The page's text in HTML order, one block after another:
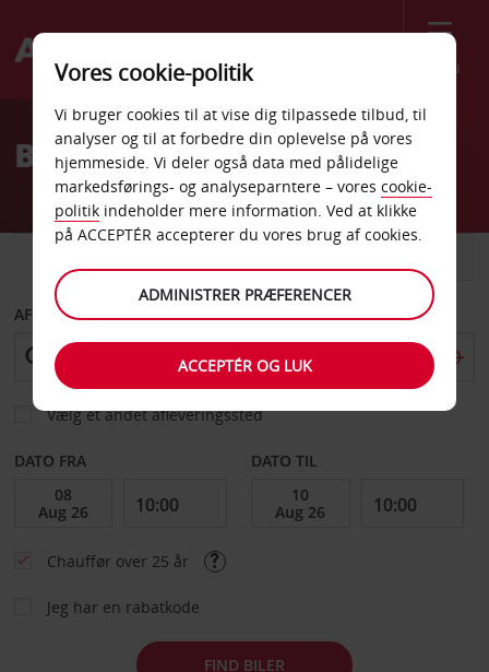
Menu
Welcome
AvisBilleje Goondiwindi
AFHENT FRA
Vælg et andet afleveringssted
DATO FRA DATO TIL
Chauffør over 25 år
Jeg har en rabatkode
FIND BILER
Vores cookie-politik
Vi bruger cookies til at vise dig tilpassede tilbud, til
analyser og til at forbedre din oplevelse på vores
hjemmeside. Vi deler også data med pålidelige
markedsførings- og analyseparntere – vores cookie-
politik indeholder mere information. Ved at klikke
på ACCEPTÉR accepterer du vores brug af cookies.
ADMINISTRER PRÆFERENCER
ACCEPTÉR OG LUK